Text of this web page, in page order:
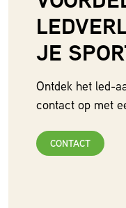
JE
Ontdek het led-
contact op met
CONTACT